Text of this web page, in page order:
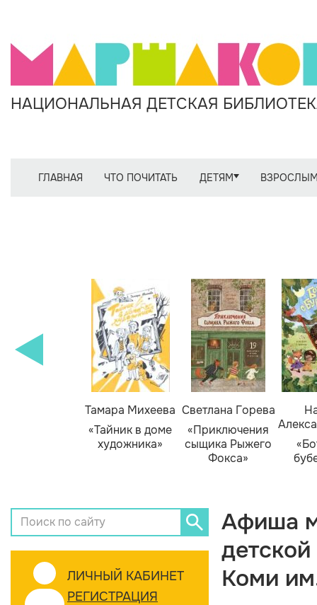
НАЦИОНАЛЬНАЯ ДЕТСКАЯ
ГЛАВНАЯ ЧТО ПОЧИТАТЬ ДЕТЯМ
Тамара Михеева
«Тайник в доме
художника»
Светлана Горева
«Приключения
сыщика Рыжего
Фокса»
ЛИЧНЫЙ КАБИНЕТ
РЕГИСТРАЦИЯ
Афиша
Коми